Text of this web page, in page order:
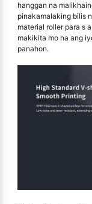
hanggan na
pinakamalaking bilis
material roller para s
makikita mo na ang
panahon.